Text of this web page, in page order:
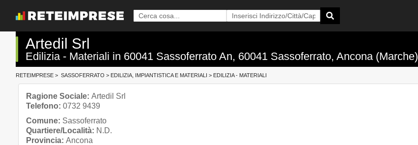
Artedil Srl
Edilizia - Materiali in 60041 Sassoferrato An, 60041 Sassoferrato, Ancona (Marche)
RETEIMPRESE > SASSOFERRATO > EDILIZIA, IMPIANTISTICA E MATERIALI > EDILIZIA - MATERIALI
Ragione Sociale: Artedil Srl
Telefono: 0732 9439
Comune: Sassoferrato
Quartiere/Località: N.D.
Provincia: Ancona